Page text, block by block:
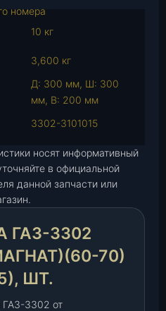
номера
10 кг
3,600 кг
Д: 300 мм, Ш: 300
мм, В: 200 мм
3302-3101015
носят информативный
в официальной
данной запчасти или
ГАЗ-3302
70)
ШТ.
ГАЗ-3302 от